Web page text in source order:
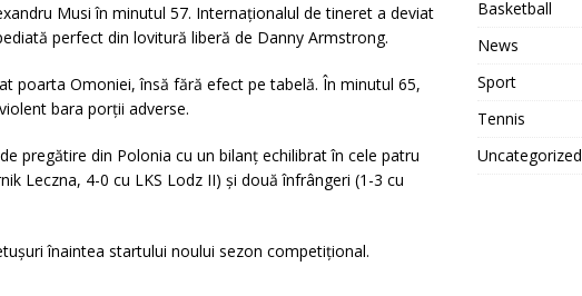
Musi în minutul 57. Internaționalul de tineret a deviat
perfect din lovitură liberă de Danny Armstrong.
poarta Omoniei, însă fără efect pe tabelă. În minutul 65,
bara porții adverse.
pregătire din Polonia cu un bilanț echilibrat în cele patru
Leczna, 4-0 cu LKS Lodz II) și două înfrângeri (1-3 cu
înaintea startului noului sezon competițional.
Basketball
News
Sport
Tennis
Uncategorized